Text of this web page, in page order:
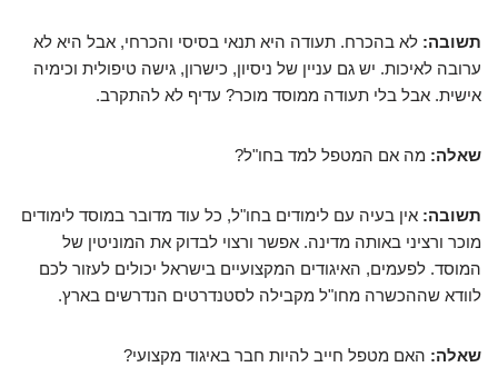
תשובה: לא בהכרח. תעודה היא תנאי בסיסי והכרחי, אבל היא לא
ערובה לאיכות. יש גם עניין של ניסיון, כישרון, גישה טיפולית וכימיה
אישית. אבל בלי תעודה ממוסד מוכר? עדיף לא להתקרב.
שאלה: מה אם המטפל למד בחו"ל?
תשובה: אין בעיה עם לימודים בחו"ל, כל עוד מדובר במוסד לימודים
מוכר ורציני באותה מדינה. אפשר ורצוי לבדוק את המוניטין של
המוסד. לפעמים, האיגודים המקצועיים בישראל יכולים לעזור לכם
לוודא שההכשרה מחו"ל מקבילה לסטנדרטים הנדרשים בארץ.
שאלה: האם מטפל חייב להיות חבר באיגוד מקצועי?